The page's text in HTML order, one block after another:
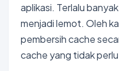
aplikasi. Terlalu
menjadi lemot. Oleh
pembersih cache
cache yang tidak